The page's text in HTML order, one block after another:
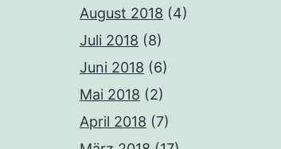
August 2018 (4)
Juli 2018 (8)
Juni 2018 (6)
Mai 2018 (2)
April 2018 (7)